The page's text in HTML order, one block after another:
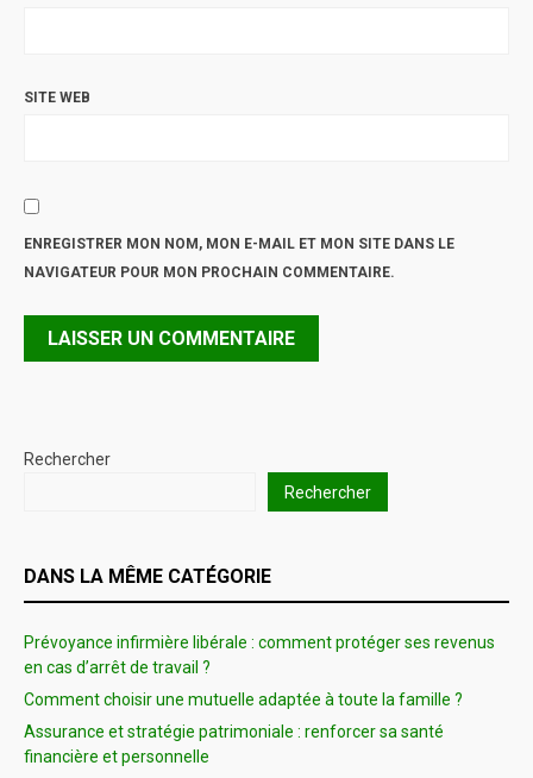
SITE WEB
ENREGISTRER MON NOM, MON E-MAIL ET MON SITE DANS LE
NAVIGATEUR POUR MON PROCHAIN COMMENTAIRE.
Rechercher
Rechercher
DANS LA MÊME CATÉGORIE
Prévoyance infirmière libérale : comment protéger ses revenus
en cas d’arrêt de travail ?
Comment choisir une mutuelle adaptée à toute la famille ?
Assurance et stratégie patrimoniale : renforcer sa santé
financière et personnelle